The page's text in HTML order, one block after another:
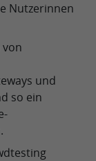
Nutzerinnen
und
so ein